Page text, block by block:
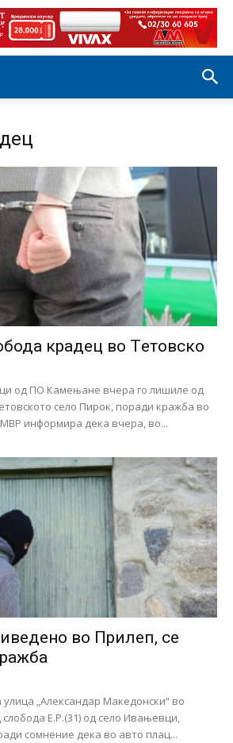
крадец во Tетовско
од ПО Камењане вчера го лишиле од
село Пирок, поради кражба во
МВР информира дека вчера, во...
во Прилеп, се
„Александар Македонски“ во
Е.Р.(31) од село Ивањевци,
сомнение дека во авто плац...